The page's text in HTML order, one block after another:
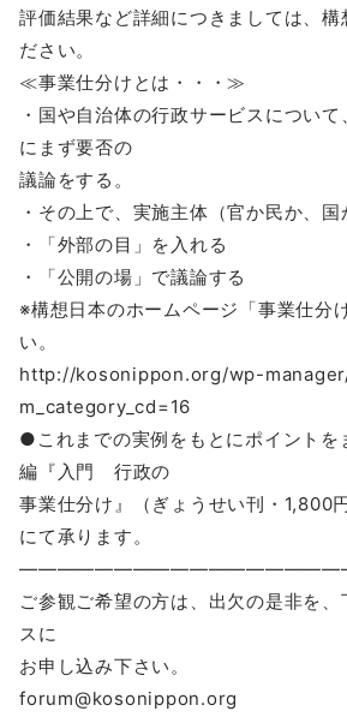
評価結果など詳細につきましては、構
ださい。
≪事業仕分けとは・・・≫
・国や自治体の行政サービスについ
にまず要否の
議論をする。
・その上で、実施主体（官か民か、
・「外部の目」を入れる
・「公開の場」で議論する
※構想日本のホームページ「事業仕分
い。
http://kosonippon.org/wp-
m_category_cd=16
●これまでの実例をもとにポイントを
編『入門 行政の
事業仕分け』（ぎょうせい刊・1,800
にて承ります。
ご参観ご希望の方は、出欠の是非を
スに
お申し込み下さい。
forum@kosonippon.org